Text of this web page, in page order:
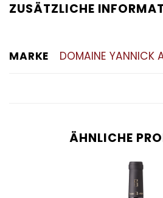
ZUSÄTZLICHE
MARKE DOMAINE YANNICK
ÄHNLICHE